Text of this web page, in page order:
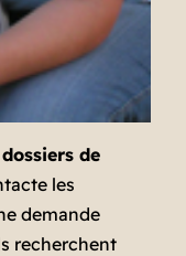
de
les
demande
recherchent